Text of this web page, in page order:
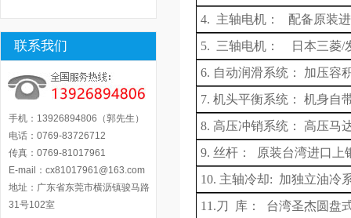
联系我们
手机：13926894806（郭先生）
电话：0769-83726712
传真：0769-81017961
E-mail：cx81017961@163.com
地址：广东省东莞市横沥镇骏马路
31号102室
4. 主轴电机： 配备原装
5. 三轴电机： 日本三菱/
6. 自动润滑系统：
加压容
7. 机头平衡系统：
机身自
8. 高压冲销系统：
高压马
9. 丝杆： 原装台湾进口上
10. 主轴冷却: 加独立油冷
11.刀
库： 台湾圣杰圆盘